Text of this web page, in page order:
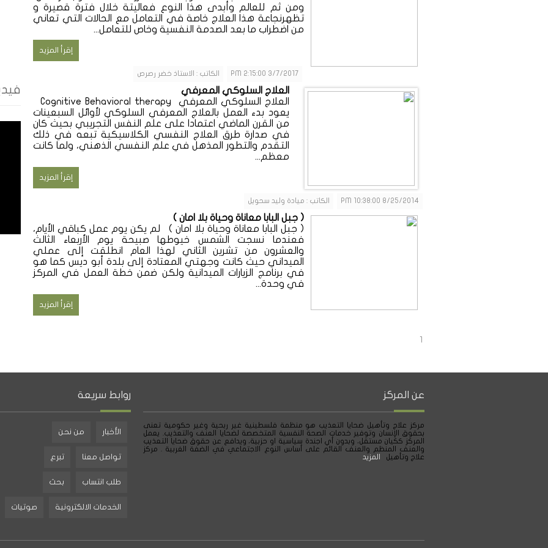
ومن ثم للعالم وأبدى هذا النوع فعاليتة خلال فترة قصيرة و
تظهرنجاعة هذا العلاج خاصة في التعامل مع الحالات التي تعاني
من اضطراب ما بعد الصدمة النفسية وخاص للتعامل...
إقرأ المزيد
3/7/2017 2:15:00 PM الكاتب : الاستاذ خضر رصرص
العلاج السلوكي المعرفي
يعود بدء العمل بالعلاج المعرفي السلوكي لأوائل السبعينات
من القرن الماضي اعتمادا على علم النفس التجريبي بحيث كان
في صدارة طرق العلاج النفسي الكلاسيكية تبعه في ذلك
التقدم والتطور المذهل في علم النفسي الذهني، ولما كانت
معظم...
إقرأ المزيد
8/25/2014 10:38:00 PM الكاتب : ميادة وليد سحويل
( جبل البابا معاناة وحياة بلا امان )
( جبل البابا معاناة وحياة بلا امان ) لم يكن يوم عمل كباقي الأيام،
فعندما نسجت الشمس خيوطها صبيحة يوم الأربعاء الثالث
والعشرون من تشرين الثاني لهذا العام انطلقت إلى عملي
الميداني حيث كانت وجهتي المعتادة إلى بلدة أبو ديس كما هو
في برنامج الزيارات الميدانية ولكن ضمن خطة العمل في المركز
في وحدة...
إقرأ المزيد
عن المركز
مركز علاج وتأهيل ضحايا التعذيب هو منظمة فلسطينية غير ربحية وغير حكومية تعنى
بحقوق الإنسان وتوفير خدمات الصحة النفسية المتخصصة لضحايا العنف والتعذيب. يعمل
المركز ككيان مستقل، وبدون أي اجندة سياسية او حزبية، ويدافع عن حقوق ضحايا التعذيب
والعنف المنظم والعنف القائم على أساس النوع الاجتماعي في الضفة الغربية . مركز
علاج وتأهيل
المزيد
روابط سريعة
الأخبار من نحن
تواصل معنا تبرع
طلب انتساب بحث
الخدمات الالكترونية صوتيات